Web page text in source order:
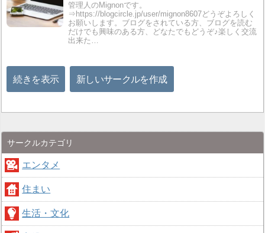
管理人のMignonです。
⇒https://blogcircle.jp/user/mignon8607どうぞよろしく
お願いします。ブログをされている方、ブログを読む
だけでも興味のある方、どなたでもどうぞ♪楽しく交流
出来た…
続きを表示 新しいサークルを作成
サークルカテゴリ
エンタメ
住まい
生活・文化